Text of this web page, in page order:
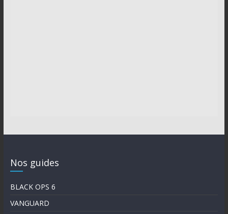
Nos guides
BLACK OPS 6
VANGUARD